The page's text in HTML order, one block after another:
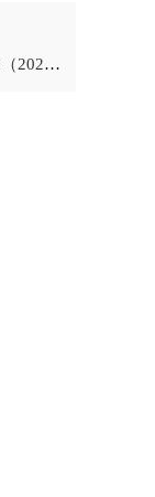
鄄城县电动汽车充电基础设施发展规划（2022-2035年）